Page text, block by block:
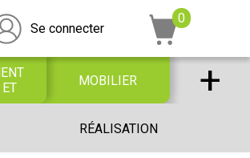
Se connecter
0
MOBILIER
UNIVERS PETITE
ENFANCE
+
RÉALISATION